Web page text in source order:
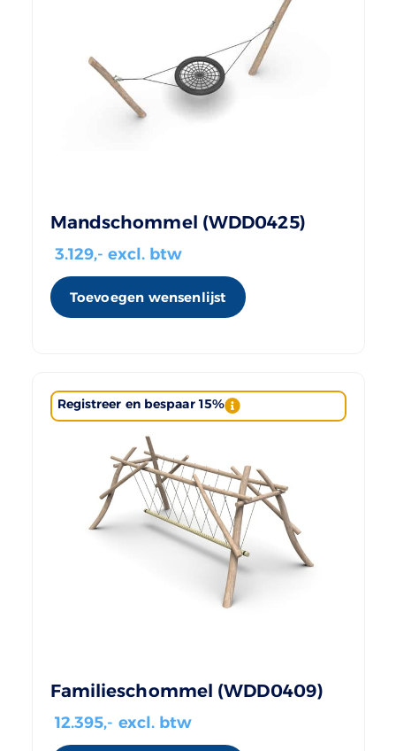
Mandschommel (WDD0425)
3.129,- excl. btw
Toevoegen wensenlijst
Registreer en bespaar 15%
Familieschommel (WDD0409)
12.395,- excl. btw